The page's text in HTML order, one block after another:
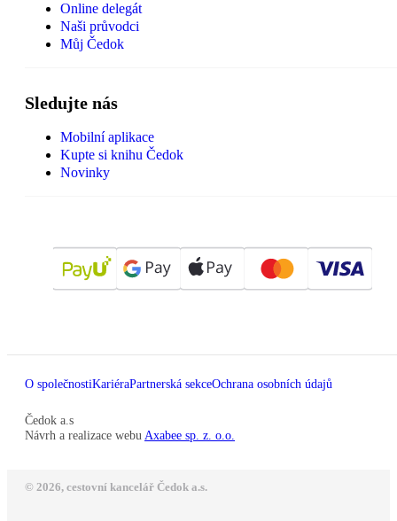
Online delegát
Naši průvodci
Můj Čedok
Sledujte nás
Mobilní aplikace
Kupte si knihu Čedok
Novinky
O společnostiKariéraPartnerská sekceOchrana osobních údajů
Čedok a.s
Návrh a realizace webu Axabee sp. z. o.o.
© 2026, cestovní kancelář Čedok a.s.